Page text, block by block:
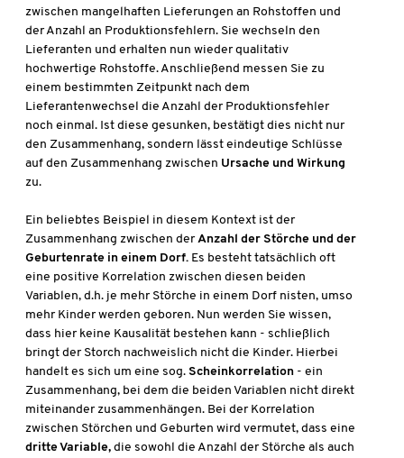
zwischen mangelhaften Lieferungen an Rohstoffen und
der Anzahl an Produktionsfehlern. Sie wechseln den
Lieferanten und erhalten nun wieder qualitativ
hochwertige Rohstoffe. Anschließend messen Sie zu
einem bestimmten Zeitpunkt nach dem
Lieferantenwechsel die Anzahl der Produktionsfehler
noch einmal. Ist diese gesunken, bestätigt dies nicht nur
den Zusammenhang, sondern lässt eindeutige Schlüsse
auf den Zusammenhang zwischen Ursache und Wirkung
zu.
Ein beliebtes Beispiel in diesem Kontext ist der
Zusammenhang zwischen derAnzahl der Störche und der
Geburtenrate in einem Dorf. Es besteht tatsächlich oft
eine positive Korrelation zwischen diesen beiden
Variablen, d.h. je mehr Störche in einem Dorf nisten, umso
mehr Kinder werden geboren. Nun werden Sie wissen,
dass hier keine Kausalität bestehen kann - schließlich
bringt der Storch nachweislich nicht die Kinder. Hierbei
handelt es sich um eine sog. Scheinkorrelation - ein
Zusammenhang, bei dem die beiden Variablen nicht direkt
miteinander zusammenhängen. Bei der Korrelation
zwischen Störchen und Geburten wird vermutet, dass eine
dritte Variable, die sowohl die Anzahl der Störche als auch